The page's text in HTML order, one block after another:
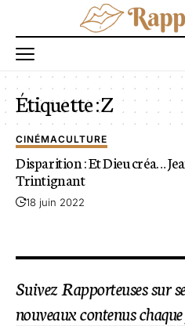
Étiquette :Z
CINÉMACULTURE
Disparition : Et Dieu créa…
Trintignant
18 juin 2022
Suivez Rapporteuses sur
nouveaux contenus